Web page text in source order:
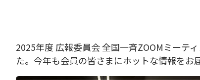
2025年度 広報委員会 全国一斉ZOOMミーテ
た。今年も会員の皆さまにホットな情報をお